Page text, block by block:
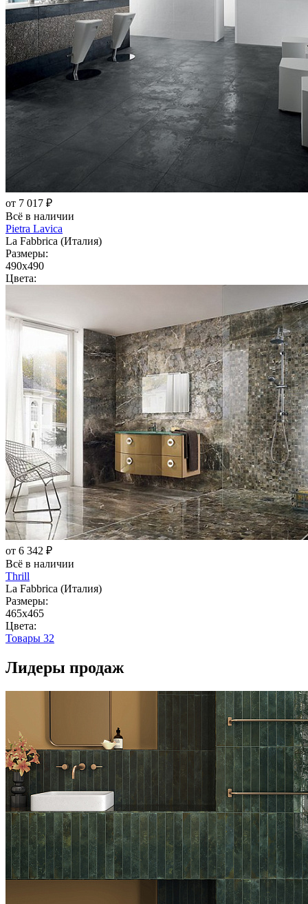
от 7 017 ₽
Всё в наличии
Pietra Lavica
La Fabbrica (Италия)
Размеры:
490x490
Цвета:
от 6 342 ₽
Всё в наличии
Thrill
La Fabbrica (Италия)
Размеры:
465x465
Цвета:
Товары 32
Лидеры продаж